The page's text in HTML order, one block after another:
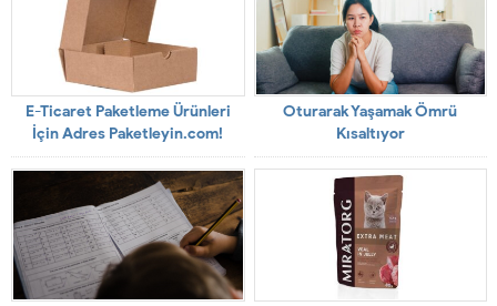
E-Ticaret Paketleme Ürünleri
İçin Adres Paketleyin.com!
Oturarak Yaşamak Ömrü
Kısaltıyor